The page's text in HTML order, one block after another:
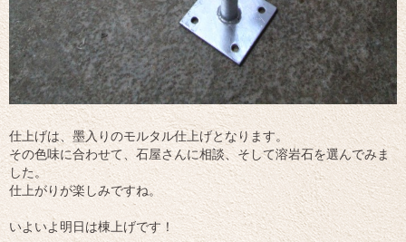
仕上げは、墨入りのモルタル仕上げとなります。
その色味に合わせて、石屋さんに相談、そして溶岩石を選んでみま
した。
仕上がりが楽しみですね。
いよいよ明日は棟上げです！